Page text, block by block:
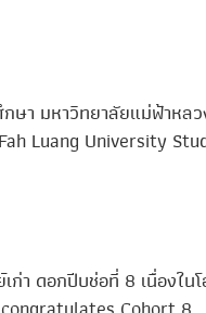
ษา มหาวิทยาลัยแม่ฟ้าหล
Luang University
า ดอกปีบช่อที่ 8 เนื่องในโ